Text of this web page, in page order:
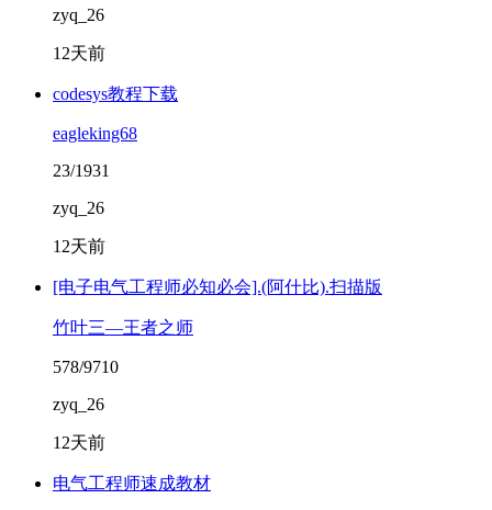
zyq_26
12天前
codesys教程下载
eagleking68
23/1931
zyq_26
12天前
[电子电气工程师必知必会].(阿什比).扫描版
竹叶三—王者之师
578/9710
zyq_26
12天前
电气工程师速成教材